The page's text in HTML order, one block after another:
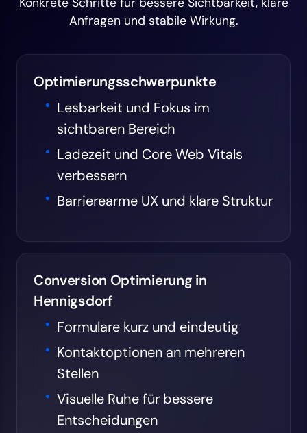
Anfragen und stabile Wirkung.
Optimierungsschwerpunkte
Lesbarkeit und Fokus im
sichtbaren Bereich
Ladezeit und Core Web Vitals
verbessern
Barrierearme UX und klare Struktur
Conversion Optimierung in
Hennigsdorf
Formulare kurz und eindeutig
Kontaktoptionen an mehreren
Stellen
Visuelle Ruhe für bessere
Entscheidungen